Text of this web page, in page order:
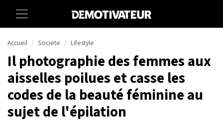
Accueil Societe Lifestyle
Il photographie des femmes aux
aisselles poilues et casse les
codes de la beauté féminine au
sujet de l'épilation